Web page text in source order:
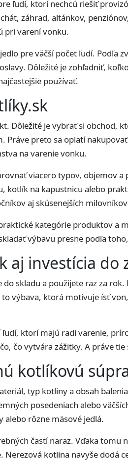
ľudí, ktorí nechcú riešiť
záhrad, altánkov,
pri varení vonku.
pre väčší počet ľudí. Podľa
Dôležité je zohľadniť,
používať.
Dôležité je vybrať si obchod,
Práve preto sa oplatí
na varenie vonku.
viacero typov, objemov a
kotlík na kapustnicu alebo
aj skúsenejších
kategórie produktov a
výbavu presne podľa
aj investícia do
skladu a použijete raz za
výbava, ktorá motivuje ísť
ktorí majú radi varenie,
čo vytvára zážitky. A práve
kotlíkovú
typ kotliny a obsah
posedeniach alebo
alebo rôzne mäsové jedlá.
častí naraz. Vďaka tomu
kotlina navyše dodá